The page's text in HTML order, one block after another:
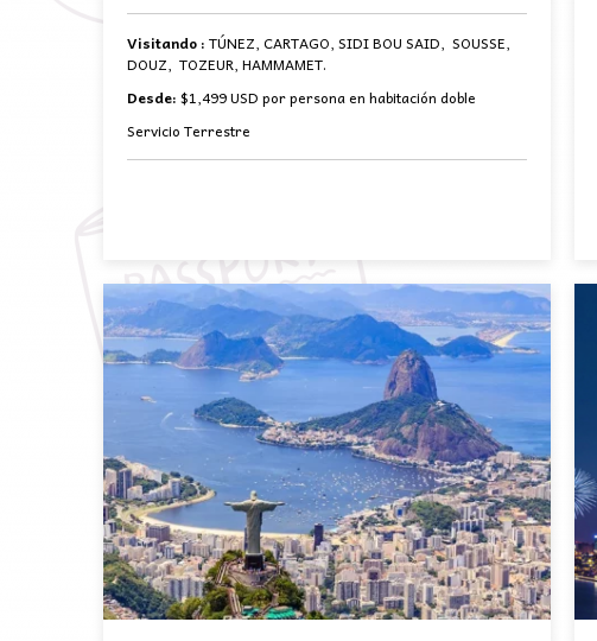
Visitando : TÚNEZ, CARTAGO, SIDI BOU SAID, SOUSSE,
DOUZ, TOZEUR, HAMMAMET.
Desde: $1,499 USD por persona en habitación doble
Servicio Terrestre